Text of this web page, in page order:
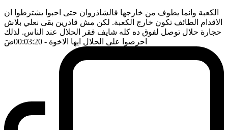
الكعبة وانما يطوف من خارجها فالشاذروان حتى احبوا يشترطوا ان
الاقدام الطائف تكون خارج الكعبة. لكن مش قادرين بقى نعلي بلاش
حجارة حلال توصل لفوق ده كله شايف فقر الحلال عند الناس. لذلك
احرصوا على الحلال ايها الاخوة - 00:03:20 ضَ